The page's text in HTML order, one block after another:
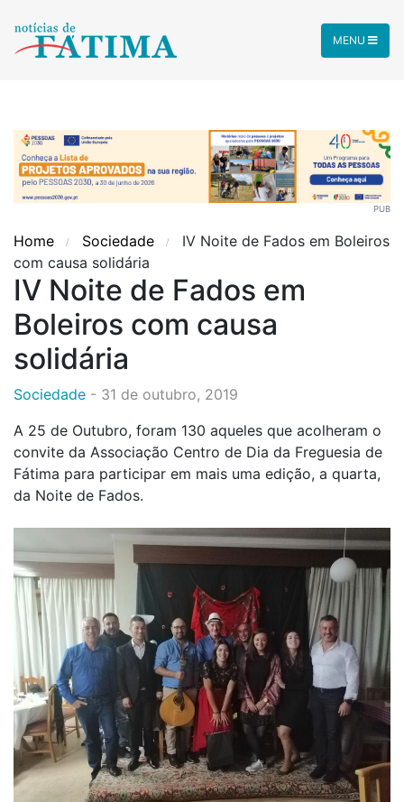
MENU
PUB
Home Sociedade
IV Noite de Fados em Boleiros
com causa solidária
IV Noite de Fados em
Boleiros com causa
solidária
Sociedade - 31 de outubro, 2019
A 25 de Outubro, foram 130 aqueles que acolheram o
convite da Associação Centro de Dia da Freguesia de
Fátima para participar em mais uma edição, a quarta,
da Noite de Fados.